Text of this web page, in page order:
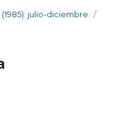
(1985): julio-diciembre
/